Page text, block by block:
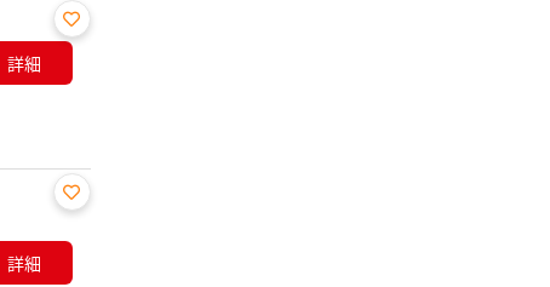
お気
に入
詳細
に入
り登
詳細